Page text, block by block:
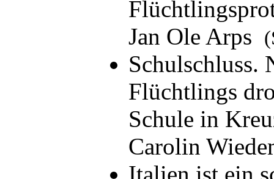
Jan Ole Arps
Schulschluss.
Flüchtlings
Schule in
Carolin
Italien ist ein